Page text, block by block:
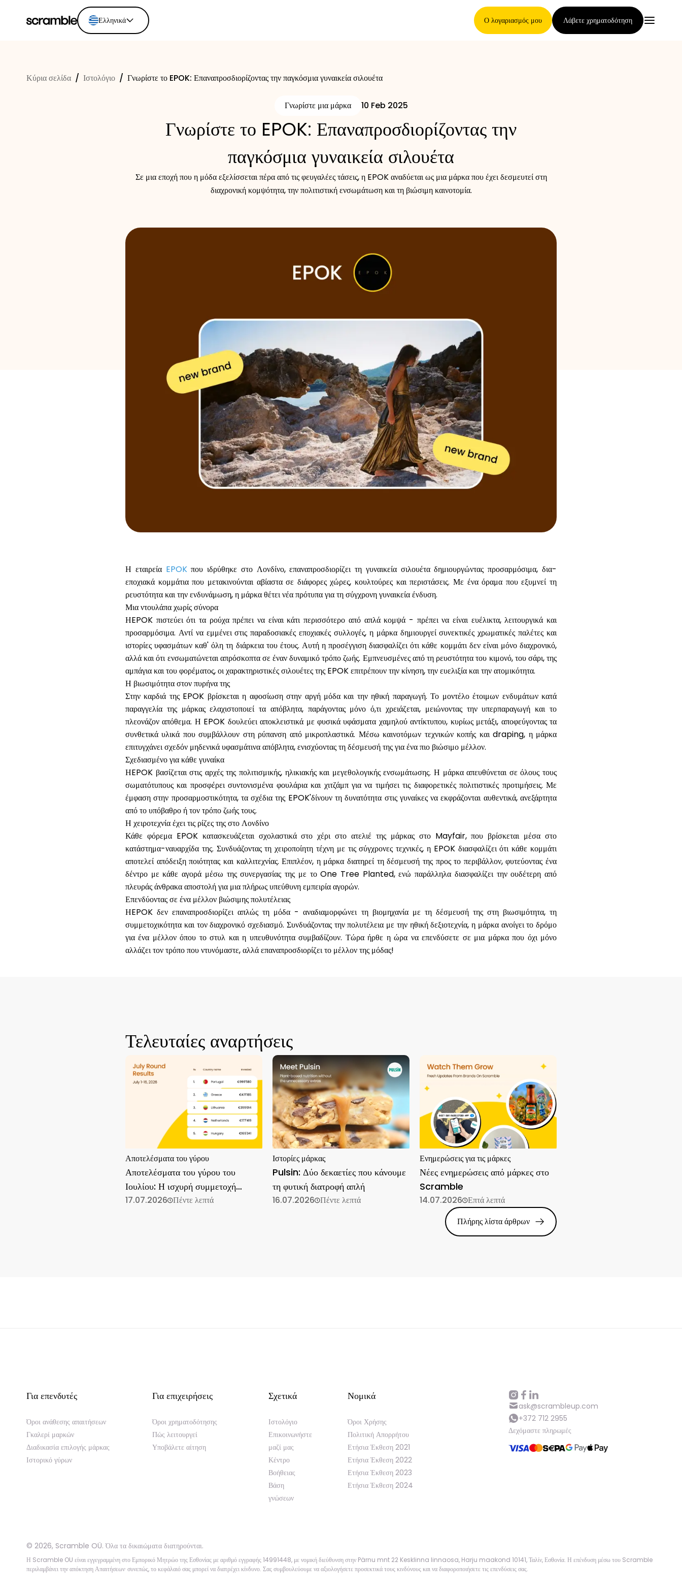
Ελληνικά
Español
Ο λογαριασμός μου Λάβετε χρηματοδότηση
Όροι ανάθεσης απαιτήσεων
Γκαλερί μαρκών
Επιλογή μάρκας
Ιστορικό γύρων
Ιστολόγιο
Επικοινωνήστε μαζί μας
Βοήθεια
Κύρια σελίδα / Ιστολόγιο / Γνωρίστε το EPOK: Επαναπροσδιορίζοντας την παγκόσμια γυναικεία σιλουέτα
Γνωρίστε μια μάρκα 10 Feb 2025
Γνωρίστε το EPOK: Επαναπροσδιορίζοντας την
παγκόσμια γυναικεία σιλουέτα
Σε μια εποχή που η μόδα εξελίσσεται πέρα από τις φευγαλέες τάσεις, η EPOK αναδύεται ως μια μάρκα που έχει δεσμευτεί στη
διαχρονική κομψότητα, την πολιτιστική ενσωμάτωση και τη βιώσιμη καινοτομία.
Η εταιρεία EPOKπου ιδρύθηκε στο Λονδίνο, επαναπροσδιορίζει τη γυναικεία σιλουέτα δημιουργώντας προσαρμόσιμα, δια-
εποχιακά κομμάτια που μετακινούνται αβίαστα σε διάφορες χώρες, κουλτούρες και περιστάσεις. Με ένα όραμα που εξυμνεί τη
ρευστότητα και την ενδυνάμωση, η μάρκα θέτει νέα πρότυπα για τη σύγχρονη γυναικεία ένδυση.
Μια ντουλάπα χωρίς σύνορα
ΗEPOK πιστεύει ότι τα ρούχα πρέπει να είναι κάτι περισσότερο από απλά κομψά - πρέπει να είναι ευέλικτα, λειτουργικά και
προσαρμόσιμα. Αντί να εμμένει στις παραδοσιακές εποχιακές συλλογές, η μάρκα δημιουργεί συνεκτικές χρωματικές παλέτες και
ιστορίες υφασμάτων καθ' όλη τη διάρκεια του έτους. Αυτή η προσέγγιση διασφαλίζει ότι κάθε κομμάτι δεν είναι μόνο διαχρονικό,
αλλά και ότι ενσωματώνεται απρόσκοπτα σε έναν δυναμικό τρόπο ζωής. Εμπνευσμένες από τη ρευστότητα του κιμονό, του σάρι, της
αμπάγια και του φορέματος, οι χαρακτηριστικές σιλουέτες της EPOK επιτρέπουν την κίνηση, την ευελιξία και την ατομικότητα.
Η βιωσιμότητα στον πυρήνα της
Στην καρδιά της EPOK βρίσκεται η αφοσίωση στην αργή μόδα και την ηθική παραγωγή. Το μοντέλο έτοιμων ενδυμάτων κατά
παραγγελία της μάρκας ελαχιστοποιεί τα απόβλητα, παράγοντας μόνο ό,τι χρειάζεται, μειώνοντας την υπερπαραγωγή και το
πλεονάζον απόθεμα. Η EPOK δουλεύει αποκλειστικά με φυσικά υφάσματα χαμηλού αντίκτυπου, κυρίως μετάξι, αποφεύγοντας τα
συνθετικά υλικά που συμβάλλουν στη ρύπανση από μικροπλαστικά. Μέσω καινοτόμων τεχνικών κοπής και draping, η μάρκα
επιτυγχάνει σχεδόν μηδενικά υφασμάτινα απόβλητα, ενισχύοντας τη δέσμευσή της για ένα πιο βιώσιμο μέλλον.
Σχεδιασμένο για κάθε γυναίκα
ΗEPOK βασίζεται στις αρχές της πολιτισμικής, ηλικιακής και μεγεθολογικής ενσωμάτωσης. Η μάρκα απευθύνεται σε όλους τους
σωματότυπους και προσφέρει συντονισμένα φουλάρια και χιτζάμπ για να τιμήσει τις διαφορετικές πολιτιστικές προτιμήσεις. Με
έμφαση στην προσαρμοστικότητα, τα σχέδια της EPOK'δίνουν τη δυνατότητα στις γυναίκες να εκφράζονται αυθεντικά, ανεξάρτητα
από το υπόβαθρο ή τον τρόπο ζωής τους.
Η χειροτεχνία έχει τις ρίζες της στο Λονδίνο
Κάθε φόρεμα EPOK κατασκευάζεται σχολαστικά στο χέρι στο ατελιέ της μάρκας στο Mayfair, που βρίσκεται μέσα στο
κατάστημα-ναυαρχίδα της. Συνδυάζοντας τη χειροποίητη τέχνη με τις σύγχρονες τεχνικές, η EPOK διασφαλίζει ότι κάθε κομμάτι
αποτελεί απόδειξη ποιότητας και καλλιτεχνίας. Επιπλέον, η μάρκα διατηρεί τη δέσμευσή της προς το περιβάλλον, φυτεύοντας ένα
δέντρο με κάθε αγορά μέσω της συνεργασίας της με το One Tree Planted, ενώ παράλληλα διασφαλίζει την ουδέτερη από
πλευράς άνθρακα αποστολή για μια πλήρως υπεύθυνη εμπειρία αγορών.
Επενδύοντας σε ένα μέλλον βιώσιμης πολυτέλειας
ΗEPOK δεν επαναπροσδιορίζει απλώς τη μόδα - αναδιαμορφώνει τη βιομηχανία με τη δέσμευσή της στη βιωσιμότητα, τη
συμμετοχικότητα και τον διαχρονικό σχεδιασμό. Συνδυάζοντας την πολυτέλεια με την ηθική δεξιοτεχνία, η μάρκα ανοίγει το δρόμο
για ένα μέλλον όπου το στυλ και η υπευθυνότητα συμβαδίζουν. Τώρα ήρθε η ώρα να επενδύσετε σε μια μάρκα που όχι μόνο
αλλάζει τον τρόπο που ντυνόμαστε, αλλά επαναπροσδιορίζει το μέλλον της μόδας!
Τελευταίες αναρτήσεις
Αποτελέσματα του γύρου
Αποτελέσματα του γύρου του
Ιουλίου: Η ισχυρή συμμετοχή
συνεχίζεται
17.07.2026 Πέντε λεπτά
Ιστορίες μάρκας
Pulsin: Δύο δεκαετίες που κάνουμε
τη φυτική διατροφή απλή
16.07.2026 Πέντε λεπτά
Ενημερώσεις για τις μάρκες
Νέες ενημερώσεις από μάρκες στο
Scramble
14.07.2026 Επτά λεπτά
Πλήρης λίστα άρθρων
Για επενδυτές
Όροι ανάθεσης απαιτήσεων
Γκαλερί μαρκών
Διαδικασία επιλογής μάρκας
Ιστορικό γύρων
Για επιχειρήσεις
Όροι χρηματοδότησης
Πώς λειτουργεί
Υποβάλετε αίτηση
Σχετικά
Ιστολόγιο
Επικοινωνήστε
μαζί μας
Κέντρο
Βοήθειας
Βάση
γνώσεων
Νομικά
Όροι Χρήσης
Πολιτική Απορρήτου
Ετήσια Έκθεση 2021
Ετήσια Έκθεση 2022
Ετήσια Έκθεση 2023
Ετήσια Έκθεση 2024
ask@scrambleup.com
+372 712 2955
Δεχόμαστε πληρωμές
© 2026, Scramble OÜ. Όλα τα δικαιώματα διατηρούνται.
Η Scramble OU είναι εγγεγραμμένη στο Εμπορικό Μητρώο της Εσθονίας με αριθμό εγγραφής 14991448, με νομική διεύθυνση στην Pärnu mnt 22 Kesklinna linnaosa, Harju maakond 10141, Ταλίν, Εσθονία. Η επένδυση μέσω του Scramble
περιλαμβάνει την απόκτηση Απαιτήσεων· συνεπώς, το κεφάλαιό σας μπορεί να διατρέχει κίνδυνο. Σας συμβουλεύουμε να αξιολογήσετε προσεκτικά τους κινδύνους και να διαφοροποιήσετε τις επενδύσεις σας.